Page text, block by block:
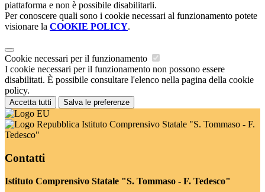
piattaforma e non è possibile disabilitarli.
Per conoscere quali sono i cookie necessari al funzionamento potete
visionare la COOKIE POLICY.
Cookie necessari per il funzionamento
I cookie necessari per il funzionamento non possono essere
disabilitati. È possibile consultare l'elenco nella pagina della cookie
policy.
Accetta tutti Salva le preferenze
Istituto Comprensivo Statale "S. Tommaso - F.
Tedesco"
Contatti
Istituto Comprensivo Statale "S. Tommaso - F. Tedesco"